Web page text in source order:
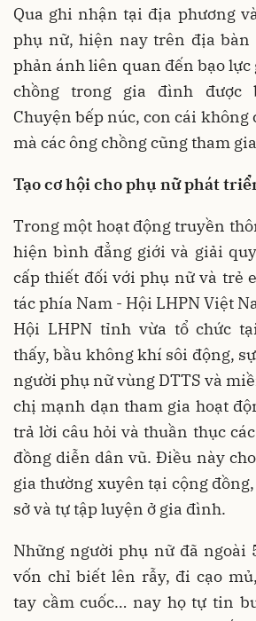
Qua ghi nhận tại địa phương
phụ nữ, hiện nay trên địa
phản ánh liên quan đến bạo
chồng trong gia đình được
Chuyện bếp núc, con cái không
mà các ông chồng cũng tham
Tạo cơ hội cho phụ nữ phát
Trong một hoạt động truyền
hiện bình đẳng giới và giải
cấp thiết đối với phụ nữ và trẻ
tác phía Nam - Hội LHPN Việt
Hội LHPN tỉnh vừa tổ chức
thấy, bầu không khí sôi động,
người phụ nữ vùng DTTS và
chị mạnh dạn tham gia hoạt
trả lời câu hỏi và thuần thục
đồng diễn dân vũ. Điều này
gia thường xuyên tại cộng
sở và tự tập luyện ở gia đình.
Những người phụ nữ đã ngoài
vốn chỉ biết lên rẫy, đi cạo
tay cầm cuốc… nay họ tự tin